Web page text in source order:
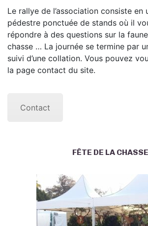
Le rallye de l’association consiste en
pédestre ponctuée de stands où il
répondre à des questions sur la
chasse … La journée se termine par
suivi d’une collation. Vous pouvez
la page contact du site.
Contact
FÊTE DE LA CHASSE